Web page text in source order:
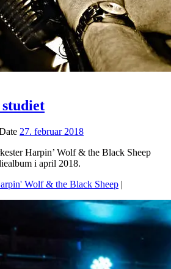
27. februar 2018
Harpin’ Wolf & the Black Sheep
i april 2018.
Wolf & the Black Sheep |